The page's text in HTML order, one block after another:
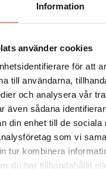
Information
använder cookies
för att
till användarna,
och analysera vår
även sådana
din enhet till de sociala
som vi
tur kombinera
du har tillhandahållit
grundades 1963 och
och digitala